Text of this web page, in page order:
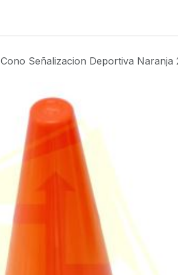
Cono Señalizacion Deportiva Naranja